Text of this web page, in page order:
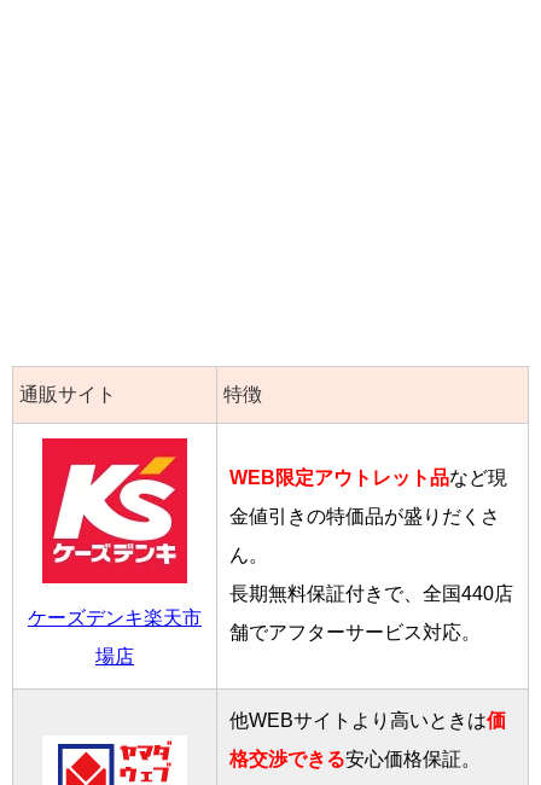
通販サイト 特徴
ケーズデンキ楽天市
場店
WEB限定アウトレット品など現
金値引きの特価品が盛りだくさ
ん。
長期無料保証付きで、全国440店
舗でアフターサービス対応。
他WEBサイトより高いときは価
格交渉できる安心価格保証。